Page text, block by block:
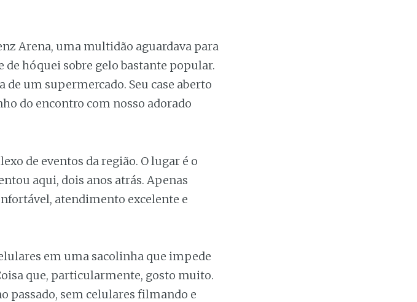
Arena, uma multidão aguardava para
hóquei sobre gelo bastante popular.
um supermercado. Seu case aberto
do encontro com nosso adorado
de eventos da região. O lugar é o
aqui, dois anos atrás. Apenas
atendimento excelente e
em uma sacolinha que impede
que, particularmente, gosto muito.
passado, sem celulares filmando e